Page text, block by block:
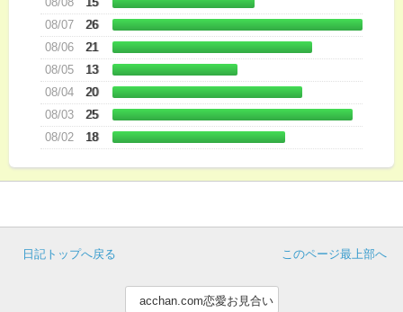
08/07
26
08/06
21
08/05
13
08/04
20
08/03
25
08/02
18
このページ最上部へ
日記トップへ戻る